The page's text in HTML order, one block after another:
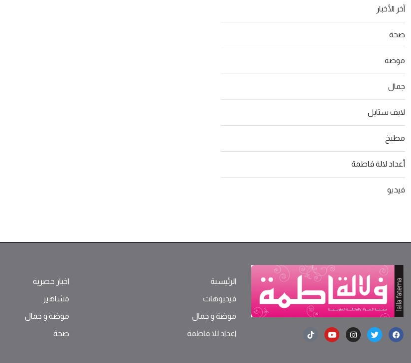
آخر الأخبار
صحة
موضة
جمال
لايف ستايل
مطبخ
أعداد لالة فاطمة
فيديو
الرئيسية
فيديوهات
موضة ‫و‬ ‫‬‫جمال‬
اعداد للا فاطمة
اخبار حصرية
مشاهير
موضة ‫و‬ ‫‬‫جمال‬
صحة